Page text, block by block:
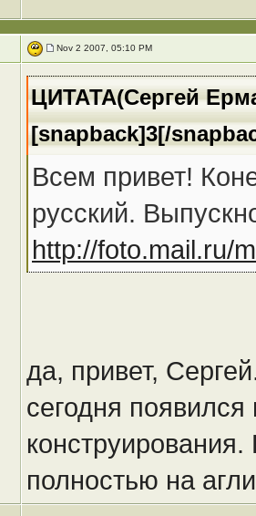
Nov 2 2007, 05:10 PM
ЦИТАТА(Сергей
[snapback]3[/
Всем привет!
русский.
http://foto.mail.ru/
да, привет,
сегодня
полностью на